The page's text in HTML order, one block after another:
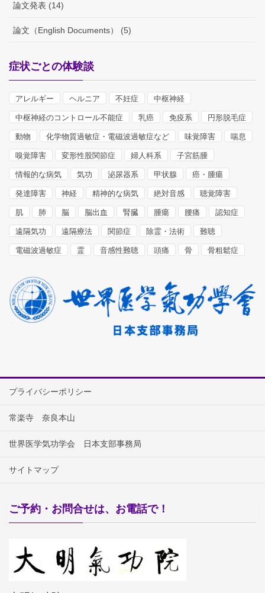
論文発表 (14)
論文（English Documents） (5)
症状ごとの体験談
アレルギー ヘルニア 不妊症 中枢神経
中枢神経のコントロール不能症 乳癌 免疫系 円形脱毛症
動物 化学物質過敏症・電磁波過敏症など 味覚障害 喘息
嗅覚障害 変形性股関節症 婦人科系 子宮筋腫
情報的な病気 気功 泌尿器系 甲状腺 癌・腫瘍
発達障害 神経 精神的な病気 絶対音感 聴覚障害
肌 肺 脳 脳出血 腎臓 腫瘍 腰痛 認知症
遠隔気功 遠隔療法 関節症 除霊・法術 難聴
電磁波過敏症 霊 音感性難聴 頭痛 骨 骨粗鬆症
プライバシーポリシー
常楽寺 奈良本山
世界医学気功学会 日本支部事務局
サイトマップ
ご予約・お問合せは、お電話で！